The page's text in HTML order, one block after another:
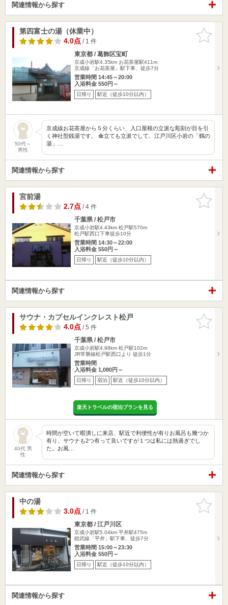
関連情報から探す
お気に入
りに追加
第四富士の湯（休業中）
4.0点/ 1 件
東京都 / 葛飾区宝町
京成小岩駅4.35km お花茶屋駅411m
京成線「お花茶屋」駅下車、徒歩7分
営業時間 14:45～20:00
入浴料金 550円～
日帰り 駅近（徒歩10分以内）
50代～
男性
京成線お花茶屋から５分くらい、入口屋根の立派な彫刻が目を引
く神社型銭湯です。 傘立ても立派でして、江戸川区小岩の「鶴の
湯」…
関連情報から探す
お気に入
りに追加
宮前湯
2.7点/ 4 件
千葉県 / 松戸市
京成小岩駅4.43km 松戸駅570m
松戸駅西口下車徒歩10分
営業時間 14:30～22:00
入浴料金 550円～
日帰り 駅近（徒歩10分以内）
関連情報から探す
お気に入
りに追加
サウナ・カプセルインクレスト松戸
4.0点/ 5 件
千葉県 / 松戸市
京成小岩駅4.98km 松戸駅102m
JR常磐線松戸駅西口より 徒歩1分
営業時間
入浴料金 1,080円～
日帰り 宿泊 駅近（徒歩10分以内）
楽天トラベルの宿泊プランを見る
40代 男
性
時間が空いて暇潰しに来店、駅近で利便性が有りお風呂も幾つか
有り、サウナも2つ有って良いですが１つは私には熱過ぎでし
た。お風…
関連情報から探す
お気に入
りに追加
中の湯
3.0点/ 1 件
東京都 / 江戸川区
京成小岩駅5.04km 平井駅475m
総武線「平井」駅下車、徒歩7分
営業時間 15:00～23:30
入浴料金 550円～
日帰り 駅近（徒歩10分以内）
関連情報から探す